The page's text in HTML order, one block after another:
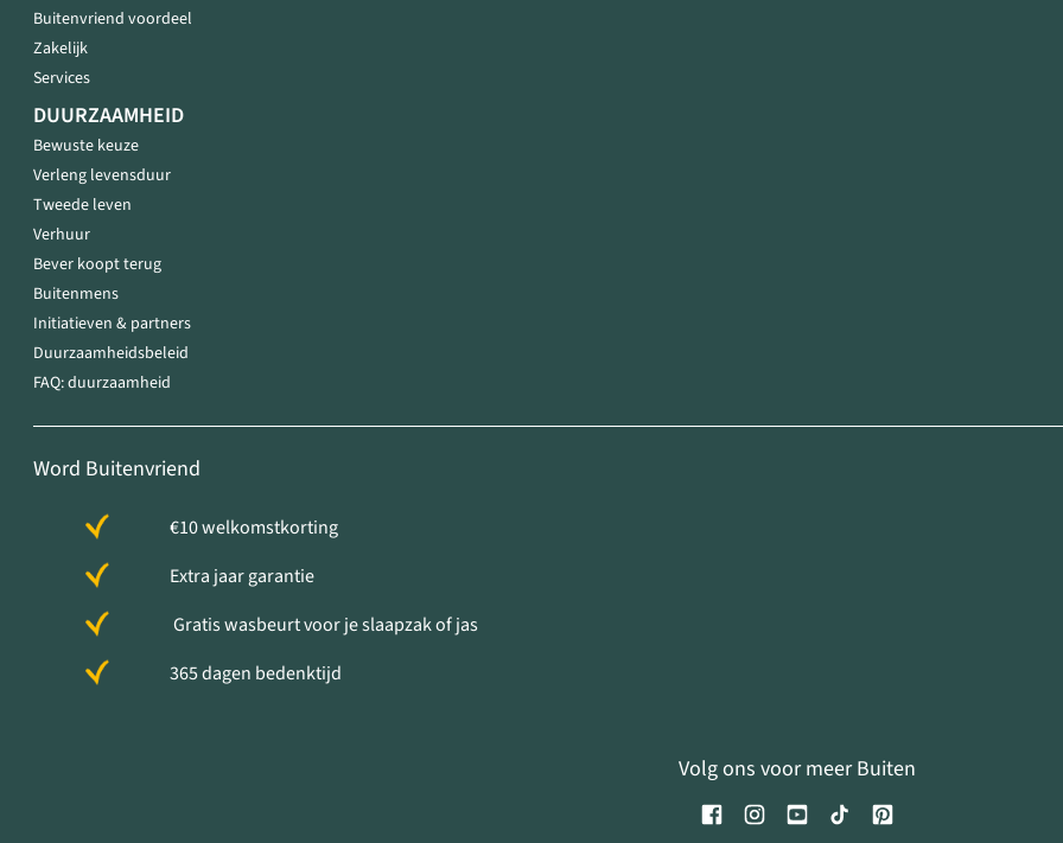
Buitenvriend voordeel
Zakelijk
Services
DUURZAAMHEID
Bewuste keuze
Verleng levensduur
Tweede leven
Verhuur
Bever koopt terug
Buitenmens
Initiatieven & partners
Duurzaamheidsbeleid
FAQ: duurzaamheid
Word Buitenvriend
€10 welkomstkorting
Extra jaar garantie
Gratis wasbeurt voor je slaapzak of jas
365 dagen bedenktijd
Volg ons voor meer Buiten